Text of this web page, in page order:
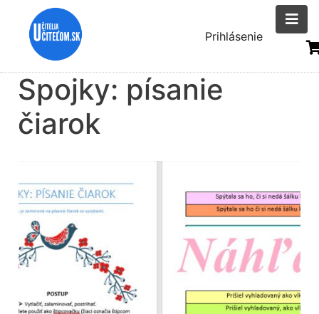
Menu
účtu
Prihlásenie
Spojky: písanie
čiarok